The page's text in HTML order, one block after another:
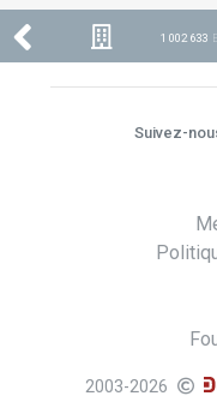
1 002 633
Suivez-
2003-2026